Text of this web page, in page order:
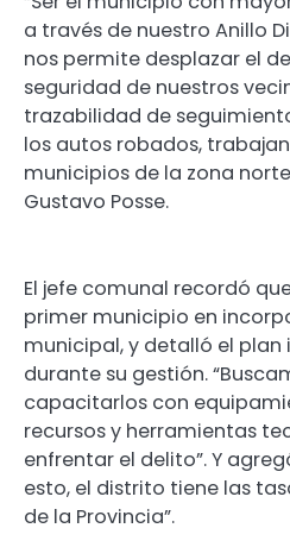
a través de nuestro Anillo
nos permite desplazar el
seguridad de nuestros
trazabilidad de
los autos robados,
municipios de la zona
Gustavo Posse.
El jefe comunal recordó
primer municipio en
municipal, y detalló el
durante su gestión.
capacitarlos con
recursos y herramientas
enfrentar el delito”. Y
esto, el distrito tiene las
de la Provincia”.